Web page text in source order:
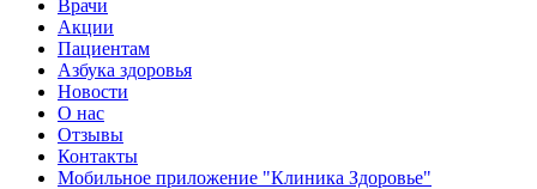
Врачи
Акции
Пациентам
Азбука здоровья
Новости
О нас
Отзывы
Контакты
Мобильное приложение "Клиника Здоровье"